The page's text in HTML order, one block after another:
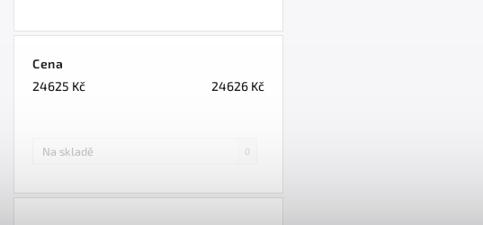
Cena
24625 Kč 24626 Kč
Na skladě 0